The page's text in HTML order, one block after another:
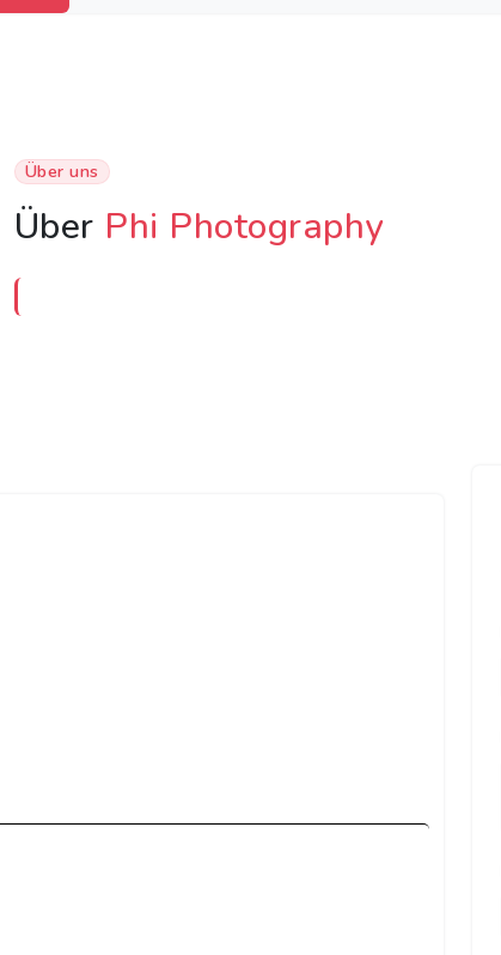
Über uns
Über Phi Photography